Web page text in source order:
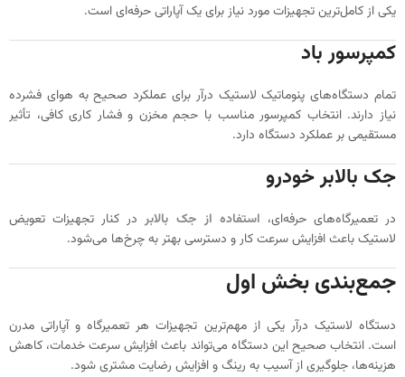
یکی از کامل‌ترین تجهیزات مورد نیاز برای یک آپاراتی حرفه‌ای است.
کمپرسور باد
تمام دستگاه‌های پنوماتیک لاستیک درآر برای عملکرد صحیح به هوای فشرده
نیاز دارند. انتخاب کمپرسور مناسب با حجم مخزن و فشار کاری کافی، تأثیر
مستقیمی بر عملکرد دستگاه دارد.
جک بالابر خودرو
در تعمیرگاه‌های حرفه‌ای، استفاده از جک بالابردر کنار تجهیزات تعویض
لاستیک باعث افزایش سرعت کار و دسترسی بهتر به چرخ‌ها می‌شود.
جمع‌بندی بخش اول
دستگاه لاستیک درآر یکی از مهم‌ترین تجهیزات هر تعمیرگاه و آپاراتی مدرن
است. انتخاب صحیح این دستگاه می‌تواند باعث افزایش سرعت خدمات، کاهش
هزینه‌ها، جلوگیری از آسیب به رینگ و افزایش رضایت مشتری شود.